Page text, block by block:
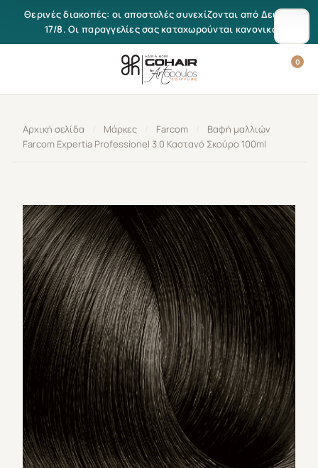
Μετάβαση στο περιεχόμενο
Θερινές διακοπές: οι αποστολές συνεχίζονται από Δευτέρα
17/8. Οι παραγγελίες σας καταχωρούνται κανονικά.
0
Αρχική σελίδα Μάρκες Farcom
Βαφή μαλλιών
Farcom Expertia Professionel 3.0 Καστανό Σκούρο 100ml